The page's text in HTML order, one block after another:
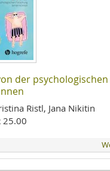
der
Ristl, Jana Nikitin
25.00